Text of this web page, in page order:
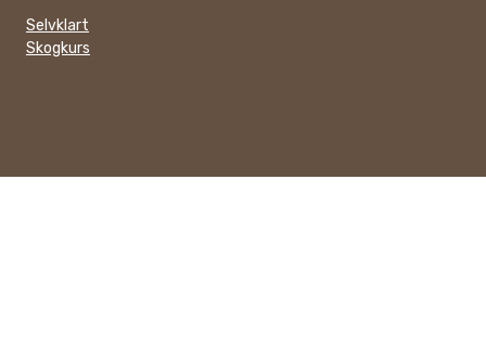
Selvklart
Skogkurs